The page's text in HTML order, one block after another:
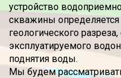
устройство
скважины определяется
геологического
эксплуатируемого
поднятия воды.
Мы будем